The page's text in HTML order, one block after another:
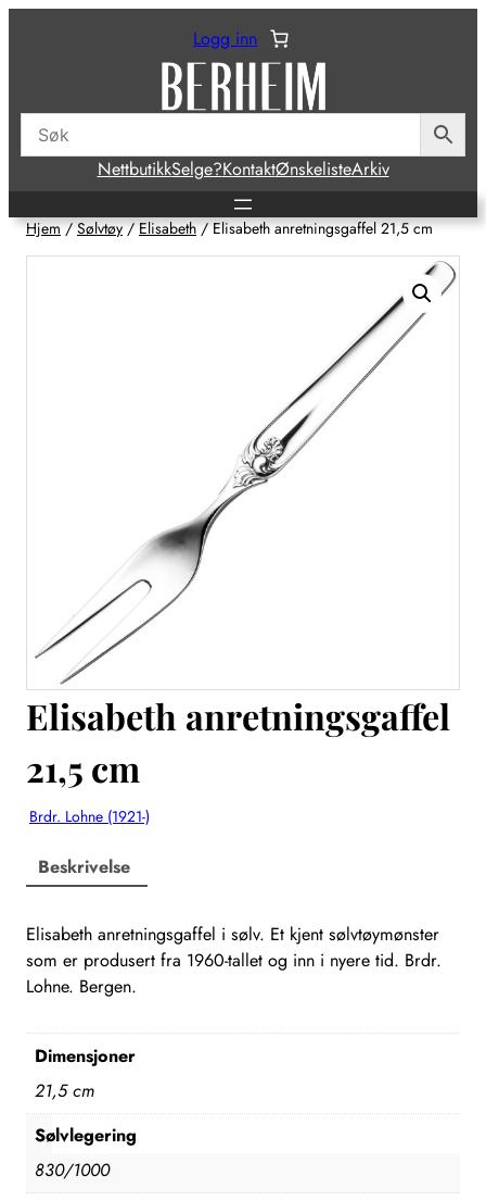
Logg inn
NettbutikkSelge?KontaktØnskelisteArkiv
Hjem/Sølvtøy/Elisabeth/ Elisabeth anretningsgaffel 21,5 cm
Elisabeth anretningsgaffel
21,5 cm
Brdr. Lohne (1921-)
Beskrivelse
Elisabeth anretningsgaffel i sølv. Et kjent sølvtøymønster
som er produsert fra 1960-tallet og inn i nyere tid. Brdr.
Lohne. Bergen.
Dimensjoner
21,5 cm
Sølvlegering
830/1000